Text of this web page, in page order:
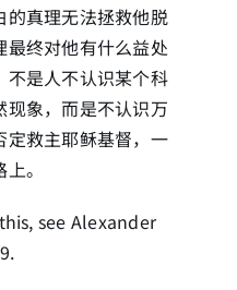
的真理无法拯救他脱
最终对他有什么益处
不是人不认识某个科
现象，而是不认识万
定救主耶稣基督，一
。
see Alexander